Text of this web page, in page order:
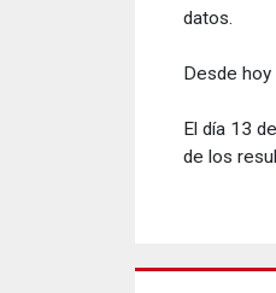
datos.
Desde
El día 13
de los